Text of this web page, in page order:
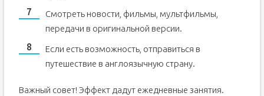
Смотреть новости, фильмы, мультфильмы,
передачи в оригинальной версии.
Если есть возможность, отправиться в
путешествие в англоязычную страну.
Важный совет! Эффект дадут ежедневные занятия.